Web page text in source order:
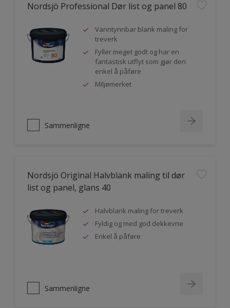
Nordsjö Professional Dør list og panel 80
Vanntynnbar blank maling for
treverk
Fyller meget godt og har en
fantastisk utflyt som gjør den
enkel å påføre
Miljømerket
Sammenligne
Nordsjö Original Halvblank maling til dør
list og panel, glans 40
Halvblank maling for treverk
Fyldig og med god dekkevne
Enkel å påføre
Sammenligne